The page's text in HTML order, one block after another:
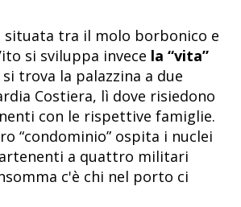
situata tra il molo borbonico e
si sviluppa invece la “vita”
si trova la palazzina a due
Costiera, lì dove risiedono
con le rispettive famiglie.
“condominio” ospita i nuclei
a quattro militari
c'è chi nel porto ci